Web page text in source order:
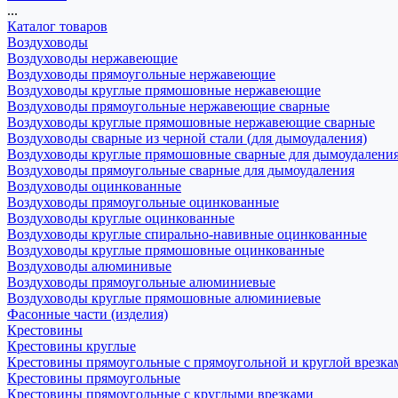
...
Каталог товаров
Воздуховоды
Воздуховоды нержавеющие
Воздуховоды прямоугольные нержавеющие
Воздуховоды круглые прямошовные нержавеющие
Воздуховоды прямоугольные нержавеющие сварные
Воздуховоды круглые прямошовные нержавеющие сварные
Воздуховоды сварные из черной стали (для дымоудаления)
Воздуховоды круглые прямошовные сварные для
Воздуховоды прямоугольные сварные для дымоудаления
Воздуховоды оцинкованные
Воздуховоды прямоугольные оцинкованные
Воздуховоды круглые оцинкованные
Воздуховоды круглые спирально-навивные оцинкованные
Воздуховоды круглые прямошовные оцинкованные
Воздуховоды алюминивые
Воздуховоды прямоугольные алюминиевые
Воздуховоды круглые прямошовные алюминиевые
Фасонные части (изделия)
Крестовины
Крестовины круглые
Крестовины прямоугольные с прямоугольной и круглой
Крестовины прямоугольные
Крестовины прямоугольные с круглыми врезками